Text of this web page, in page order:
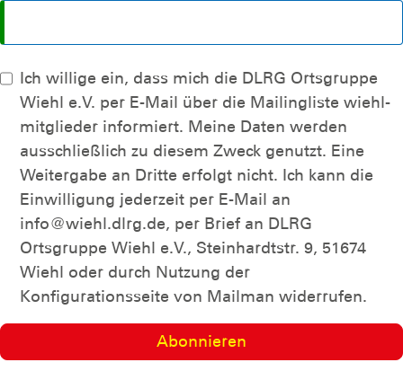
Ich willige ein, dass mich die DLRG Ortsgruppe
Wiehl e.V. per E-Mail über die Mailingliste wiehl-
mitglieder informiert. Meine Daten werden
ausschließlich zu diesem Zweck genutzt. Eine
Weitergabe an Dritte erfolgt nicht. Ich kann die
Einwilligung jederzeit per E-Mail an
info@wiehl.dlrg.de, per Brief an DLRG
Ortsgruppe Wiehl e.V., Steinhardtstr. 9, 51674
Wiehl oder durch Nutzung der
Konfigurationsseite von Mailman widerrufen.